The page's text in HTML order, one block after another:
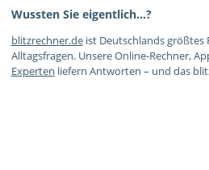
Wussten Sie eigentlich…?
blitzrechner.deist Deutschlands größtes
Alltagsfragen. Unsere Online-Rechner,
Experten liefern Antworten – und das